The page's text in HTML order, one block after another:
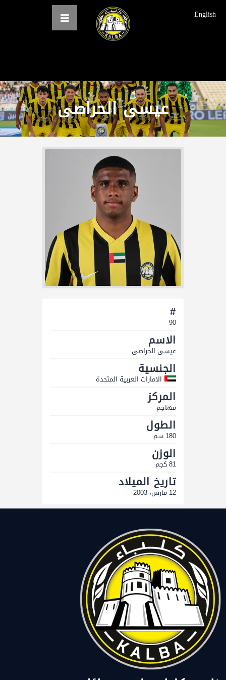
English
عيسى الحراصى
الرئيسية
عن النادي
فرق النادي
الاخبار
#
90
الاسم
عيسى الحراصى
الجنسية
الامارات العربية المتحدة
المركز
مهاجم
الطول
180 سم
الوزن
81 كجم
تاريخ الميلاد
12 مارس، 2003